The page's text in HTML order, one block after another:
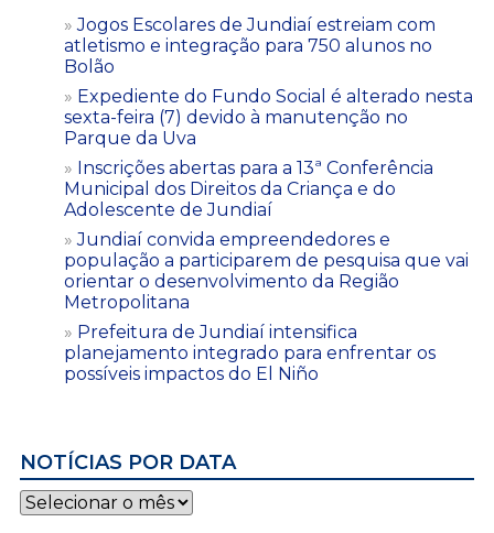
Jogos Escolares de Jundiaí estreiam com
atletismo e integração para 750 alunos no
Bolão
Expediente do Fundo Social é alterado nesta
sexta-feira (7) devido à manutenção no
Parque da Uva
Inscrições abertas para a 13ª Conferência
Municipal dos Direitos da Criança e do
Adolescente de Jundiaí
Jundiaí convida empreendedores e
população a participarem de pesquisa que vai
orientar o desenvolvimento da Região
Metropolitana
Prefeitura de Jundiaí intensifica
planejamento integrado para enfrentar os
possíveis impactos do El Niño
NOTÍCIAS POR DATA
Notícias
por